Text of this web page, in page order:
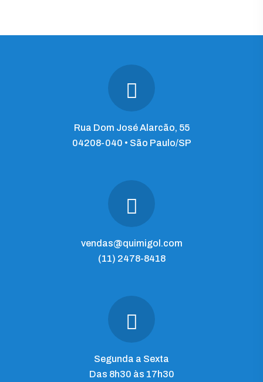
Rua Dom José Alarcão, 55
04208-040 • São Paulo/SP
vendas@quimigol.com
(11) 2478-8418
Segunda a Sexta
Das 8h30 às 17h30